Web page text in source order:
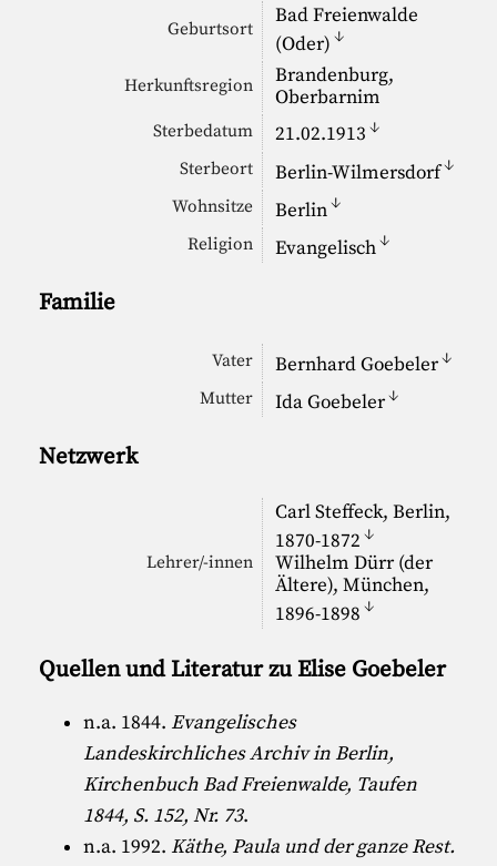
Geburtsort
Bad Freienwalde
(Oder) ↓
Herkunftsregion
Brandenburg,
Oberbarnim
Sterbedatum 21.02.1913 ↓
Sterbeort Berlin-Wilmersdorf↓
Wohnsitze Berlin↓
Religion Evangelisch↓
Familie
Vater Bernhard Goebeler↓
Mutter Ida Goebeler↓
Netzwerk
Lehrer/-innen
Carl Steffeck, Berlin,
1870-1872 ↓
Wilhelm Dürr (der
Ältere), München,
1896-1898 ↓
Quellen und Literatur zu Elise Goebeler
n.a. 1844. Evangelisches
Landeskirchliches Archiv in Berlin,
Kirchenbuch Bad Freienwalde, Taufen
1844, S. 152, Nr. 73.
n.a. 1992. Käthe, Paula und der ganze Rest.